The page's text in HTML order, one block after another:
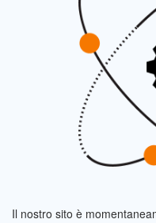
Il nostro sito è